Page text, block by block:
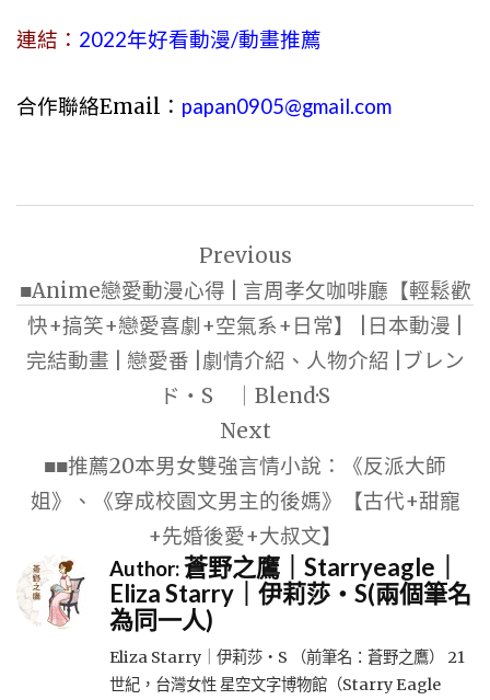
連結： 2022年好看動漫/動畫推薦
合作聯絡Email： papan0905@gmail.com
導
覽
Previous
■Anime戀愛動漫心得 | 言周孝攵咖啡廳【輕鬆歡
快+搞笑+戀愛喜劇+空氣系+日常】 |日本動漫 |
完結動畫 | 戀愛番 |劇情介紹、人物介紹 |ブレン
ド・S ｜Blend·S
Next
■■推薦20本男女雙強言情小說：《反派大師
姐》、《穿成校園文男主的後媽》【古代+甜寵
+先婚後愛+大叔文】
Author:蒼野之鷹｜Starryeagle｜
Eliza Starry｜伊莉莎・S(兩個筆名
為同一人)
Eliza Starry｜伊莉莎・S （前筆名：蒼野之鷹） 21
世紀，台灣女性 星空文字博物館（Starry Eagle